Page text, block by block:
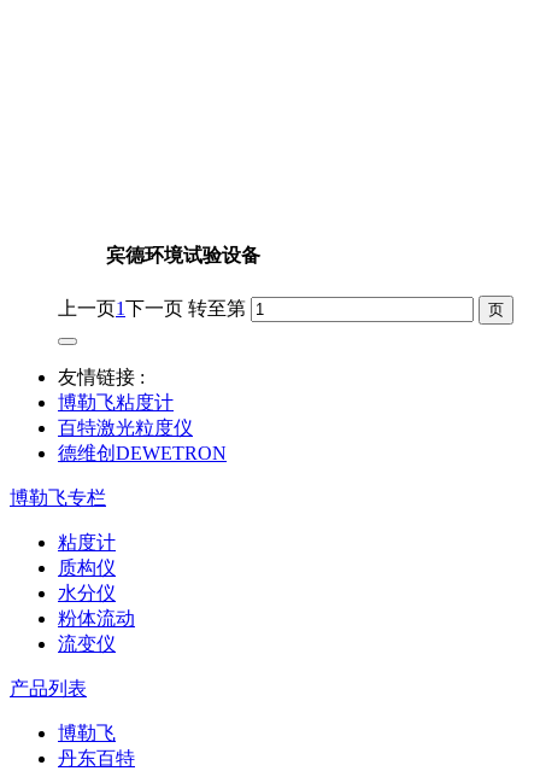
宾德环境试验设备
上一页1下一页 转至第
友情链接 :
博勒飞粘度计
百特激光粒度仪
德维创DEWETRON
博勒飞专栏
粘度计
质构仪
水分仪
粉体流动
流变仪
产品列表
博勒飞
丹东百特